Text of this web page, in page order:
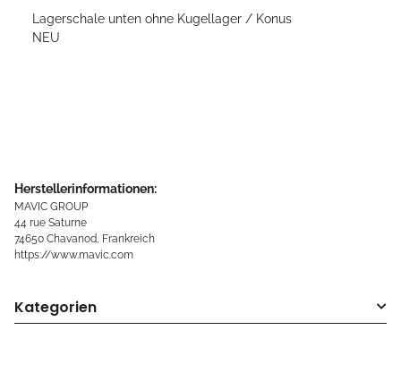
Lagerschale unten ohne Kugellager / Konus
NEU
Herstellerinformationen:
MAVIC GROUP
44 rue Saturne
74650 Chavanod, Frankreich
https://www.mavic.com
Kategorien